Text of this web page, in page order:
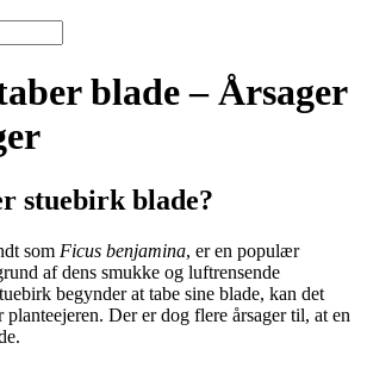
blade – Årsager
stuebirk blade?
som Ficus benjamina, er en populær
af dens smukke og luftrensende
begynder at tabe sine blade, kan det
Der er dog flere årsager til, at en